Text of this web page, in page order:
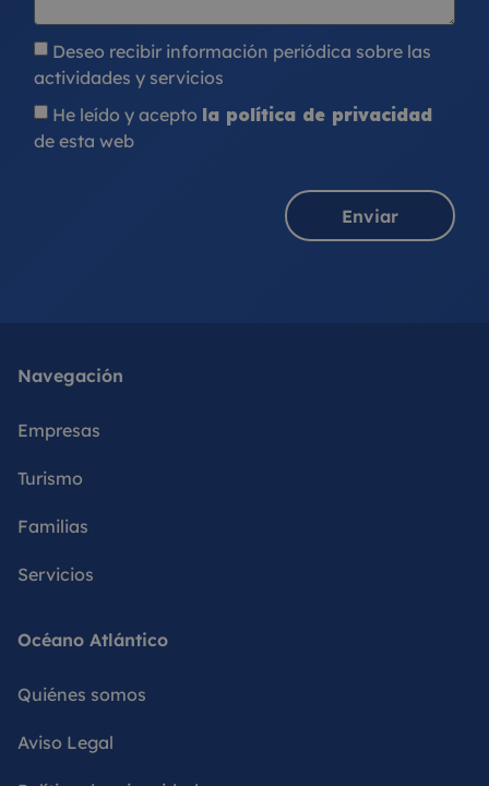
Deseo recibir información periódica sobre las
actividades y servicios
He leído y acepto la política de privacidad
de esta web
Enviar
Navegación
Empresas
Turismo
Familias
Servicios
Océano Atlántico
Quiénes somos
Aviso Legal